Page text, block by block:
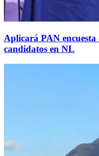
Aplicará PAN
candidatos en NL